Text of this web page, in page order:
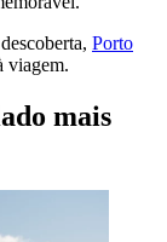
Porto
viagem.
mais